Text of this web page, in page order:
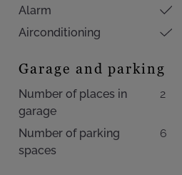
Alarm
Airconditioning
Garage and parking
Number of places in
garage
2
Number of parking
spaces
6